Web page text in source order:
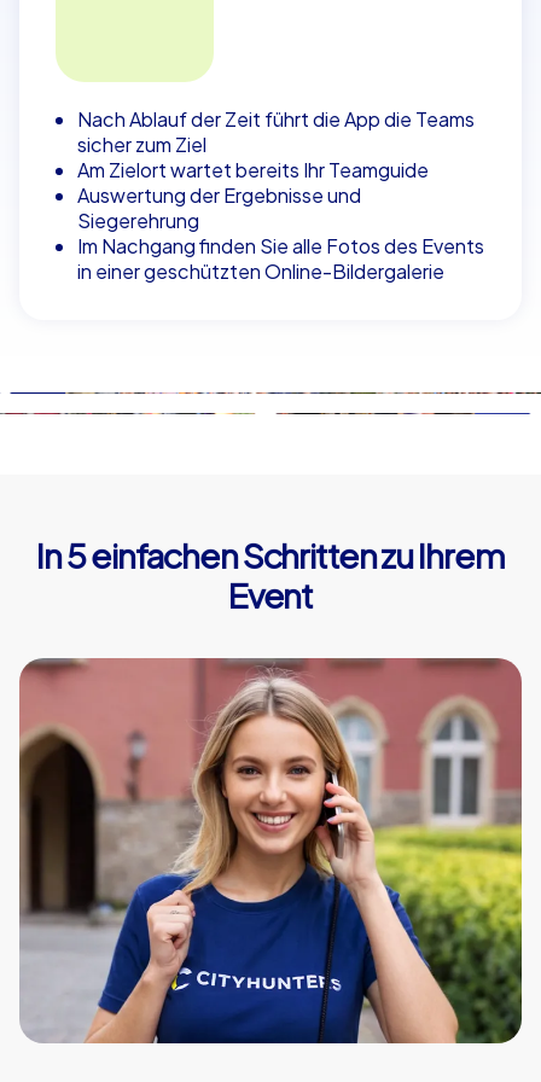
Nach Ablauf der Zeit führt die App die Teams
sicher zum Ziel
Am Zielort wartet bereits Ihr Teamguide
Auswertung der Ergebnisse und
Siegerehrung
Im Nachgang finden Sie alle Fotos des Events
in einer geschützten Online-Bildergalerie
In 5 einfachen Schritten zu Ihrem
Event